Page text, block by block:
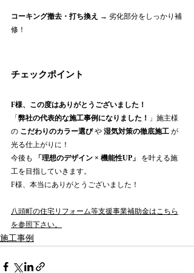
コーキング撤去・打ち換え
→ 劣化部分をしっかり補
修！
チェックポイント
F様、この度はありがとうございました！
「 弊社の代表的な施工事例になりました！
」施主様
の こだわりのカラー選び や 湿気対策の徹底施工 が
光る仕上がりに！
今後も
「理想のデザイン × 機能性UP」
を叶える施
工を目指していきます。
F様、本当にありがとうございました！
八頭町の住宅リフォーム等支援事業補助金はこちら
を参照下さい。
施工事例